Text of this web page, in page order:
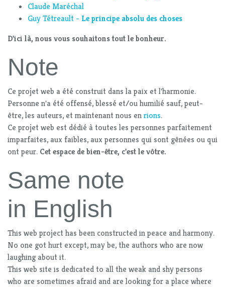
Claude Maréchal
Guy Tétreault - Le principe absolu des choses
D'ici là, nous vous souhaitons tout le bonheur.
Note
Ce projet web a été construit dans la paix et l'harmonie.
Personne n'a été offensé, blessé et/ou humilié sauf, peut-
être, les auteurs, et maintenant nous enrions.
Ce projet web est dédié à toutes les personnes parfaitement
imparfaites, aux faibles, aux personnes qui sont gênées ou qui
ont peur. Cet espace de bien-être, c'est le vôtre.
Same note
in English
This web project has been constructed in peace and harmony.
No one got hurt except, may be, the authors who are now
laughing about it.
This web site is dedicated to all the weak and shy persons
who are sometimes afraid and are looking for a place where